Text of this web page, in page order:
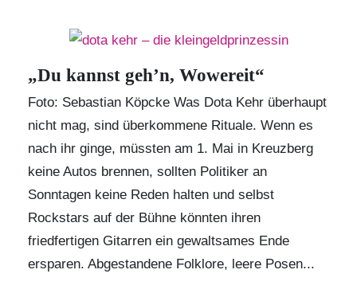
„Du kannst geh’n, Wowereit“
Foto: Sebastian Köpcke Was Dota Kehr überhaupt
nicht mag, sind überkommene Rituale. Wenn es
nach ihr ginge, müssten am 1. Mai in Kreuzberg
keine Autos brennen, sollten Politiker an
Sonntagen keine Reden halten und selbst
Rockstars auf der Bühne könnten ihren
friedfertigen Gitarren ein gewaltsames Ende
ersparen. Abgestandene Folklore, leere Posen...